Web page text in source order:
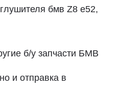
бмв Z8 e52,
б/у запчасти БМВ
и отправка в